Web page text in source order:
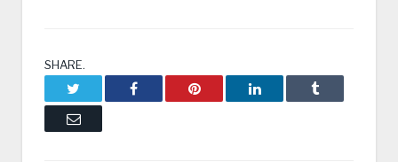
SHARE.
Facebook Pinterest LinkedIn Tumblr
Email